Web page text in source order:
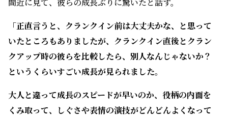
くみ取って、しぐさや表情の演技がどんどんよくなって
いったんです。物語で３人が未来に向かって歩き出そうと
する姿と、現実の彼らが重なり、ドラマも見応えのある
ものになっています」（西村さん）
樹希には看護師になりたいという夢があったが、生活保
護受給世帯の子どもは、高校を卒業したら働いて収入を